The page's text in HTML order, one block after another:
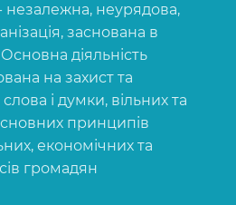
неурядова,
заснована в
діяльність
на захист та
і думки, вільних та
принципів
економічних та
громадян